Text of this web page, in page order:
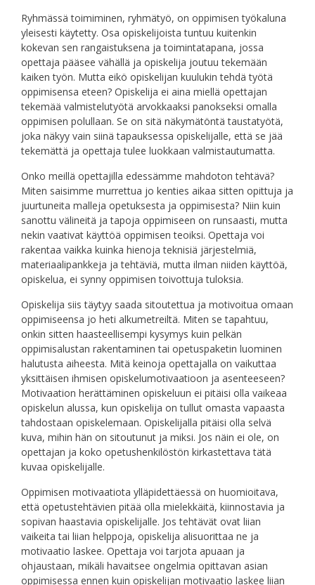
Ryhmässä toimiminen, ryhmätyö, on oppimisen työkaluna
yleisesti käytetty. Osa opiskelijoista tuntuu kuitenkin
kokevan sen rangaistuksena ja toimintatapana, jossa
opettaja pääsee vähällä ja opiskelija joutuu tekemään
kaiken työn. Mutta eikö opiskelijan kuulukin tehdä työtä
oppimisensa eteen? Opiskelija ei aina miellä opettajan
tekemää valmistelutyötä arvokkaaksi panokseksi omalla
oppimisen polullaan. Se on sitä näkymätöntä taustatyötä,
joka näkyy vain siinä tapauksessa opiskelijalle, että se jää
tekemättä ja opettaja tulee luokkaan valmistautumatta.
Onko meillä opettajilla edessämme mahdoton tehtävä?
Miten saisimme murrettua jo kenties aikaa sitten opittuja ja
juurtuneita malleja opetuksesta ja oppimisesta? Niin kuin
sanottu välineitä ja tapoja oppimiseen on runsaasti, mutta
nekin vaativat käyttöä oppimisen teoiksi. Opettaja voi
rakentaa vaikka kuinka hienoja teknisiä järjestelmiä,
materiaalipankkeja ja tehtäviä, mutta ilman niiden käyttöä,
opiskelua, ei synny oppimisen toivottuja tuloksia.
Opiskelija siis täytyy saada sitoutettua ja motivoitua omaan
oppimiseensa jo heti alkumetreiltä. Miten se tapahtuu,
onkin sitten haasteellisempi kysymys kuin pelkän
oppimisalustan rakentaminen tai opetuspaketin luominen
halutusta aiheesta. Mitä keinoja opettajalla on vaikuttaa
yksittäisen ihmisen opiskelumotivaatioon ja asenteeseen?
Motivaation herättäminen opiskeluun ei pitäisi olla vaikeaa
opiskelun alussa, kun opiskelija on tullut omasta vapaasta
tahdostaan opiskelemaan. Opiskelijalla pitäisi olla selvä
kuva, mihin hän on sitoutunut ja miksi. Jos näin ei ole, on
opettajan ja koko opetushenkilöstön kirkastettava tätä
kuvaa opiskelijalle.
Oppimisen motivaatiota ylläpidettäessä on huomioitava,
että opetustehtävien pitää olla mielekkäitä, kiinnostavia ja
sopivan haastavia opiskelijalle. Jos tehtävät ovat liian
vaikeita tai liian helppoja, opiskelija alisuorittaa ne ja
motivaatio laskee. Opettaja voi tarjota apuaan ja
ohjaustaan, mikäli havaitsee ongelmia opittavan asian
oppimisessa ennen kuin opiskelijan motivaatio laskee liian